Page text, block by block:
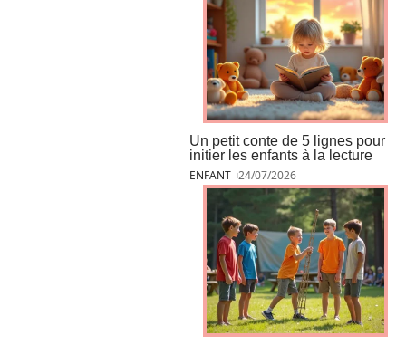
Un petit conte de 5 lignes pour
initier les enfants à la lecture
ENFANT 24/07/2026